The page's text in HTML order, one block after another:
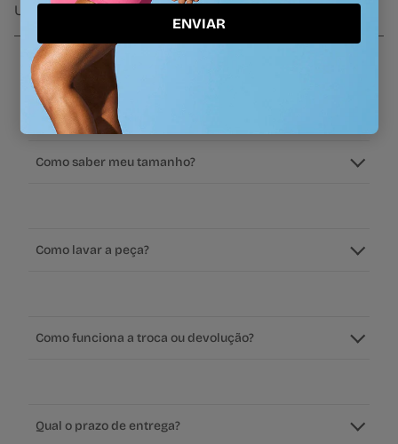
UV50
Perguntas frequentes
Como saber meu tamanho?
Como lavar a peça?
Como funciona a troca ou devolução?
Qual o prazo de entrega?
ENVIAR